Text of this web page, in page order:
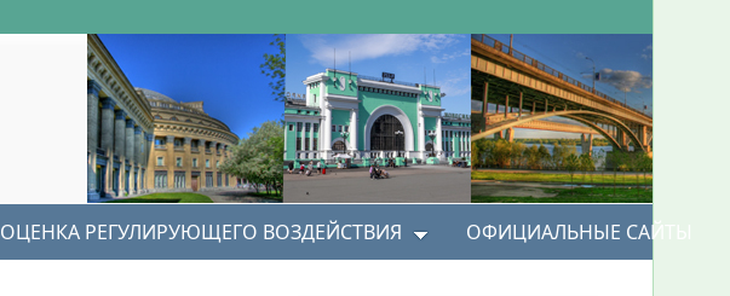
ОЦЕНКА РЕГУЛИРУЮЩЕГО ВОЗДЕЙСТВИЯ ОФИЦИАЛЬНЫЕ САЙТЫ